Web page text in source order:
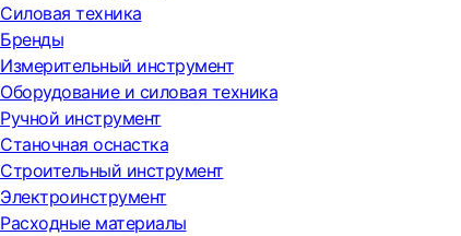
Силовая техника
Бренды
Измерительный инструмент
Оборудование и силовая техника
Ручной инструмент
Станочная оснастка
Строительный инструмент
Электроинструмент
Расходные материалы